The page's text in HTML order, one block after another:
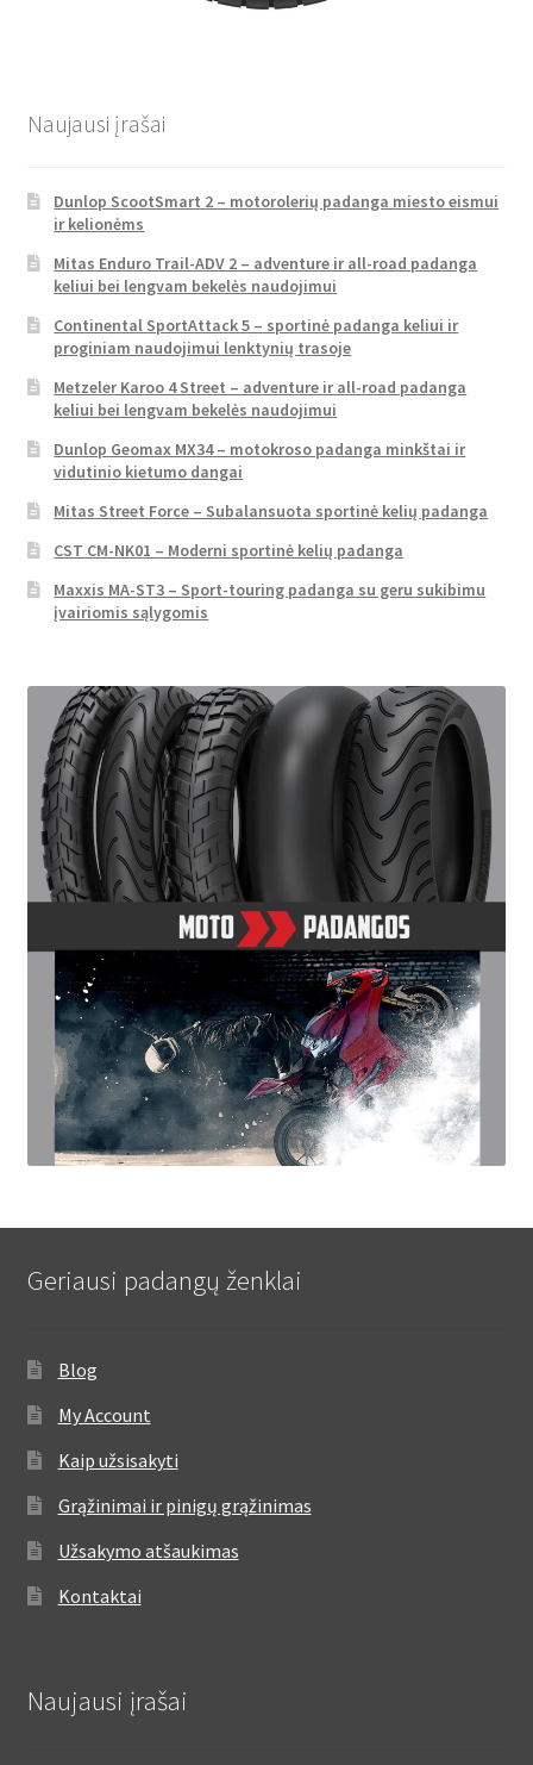
Naujausi įrašai
Dunlop ScootSmart 2 – motorolerių padanga miesto eismui
ir kelionėms
Mitas Enduro Trail-ADV 2 – adventure ir all-road padanga
keliui bei lengvam bekelės naudojimui
Continental SportAttack 5 – sportinė padanga keliui ir
proginiam naudojimui lenktynių trasoje
Metzeler Karoo 4 Street – adventure ir all-road padanga
keliui bei lengvam bekelės naudojimui
Dunlop Geomax MX34 – motokroso padanga minkštai ir
vidutinio kietumo dangai
Mitas Street Force – Subalansuota sportinė kelių padanga
CST CM-NK01 – Moderni sportinė kelių padanga
Maxxis MA-ST3 – Sport-touring padanga su geru sukibimu
įvairiomis sąlygomis
Geriausi padangų ženklai
Blog
My Account
Kaip užsisakyti
Grąžinimai ir pinigų grąžinimas
Užsakymo atšaukimas
Kontaktai
Naujausi įrašai